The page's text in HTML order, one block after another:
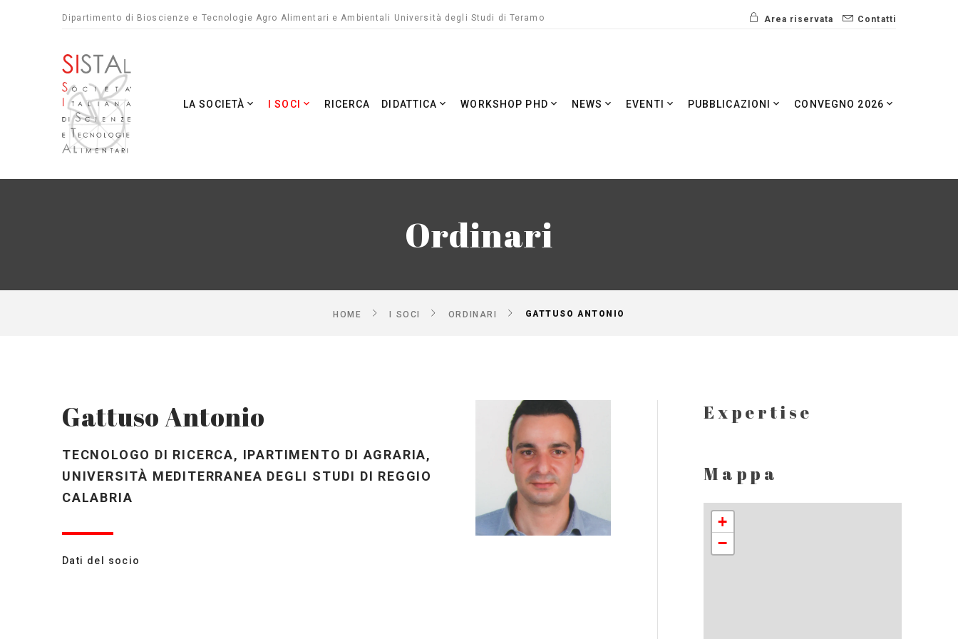
Dipartimento di Bioscienze e Tecnologie Agro Alimentari e Ambientali Università degli Studi di Teramo Area riservata Contatti
LA SOCIETÀ I SOCI RICERCA DIDATTICA WORKSHOP PHD NEWS EVENTI PUBBLICAZIONI CONVEGNO 2026
Ordinari
HOME I SOCI ORDINARI GATTUSO ANTONIO
Gattuso Antonio
TECNOLOGO DI RICERCA, IPARTIMENTO DI AGRARIA,
UNIVERSITÀ MEDITERRANEA DEGLI STUDI DI REGGIO
CALABRIA
Dati del socio
Expertise
Mappa
+
−